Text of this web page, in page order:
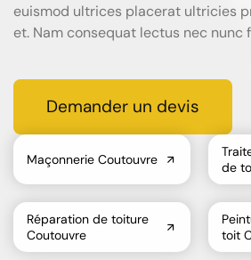
euismod ultrices placerat ultricies
et. Nam consequat lectus nec nunc
Demander un devis
Maçonnerie Coutouvre
de
Réparation de toiture
Coutouvre
toit